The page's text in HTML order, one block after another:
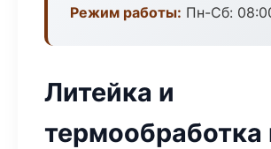
Режим работы: Пн-Сб:
Литейка и
термообработка